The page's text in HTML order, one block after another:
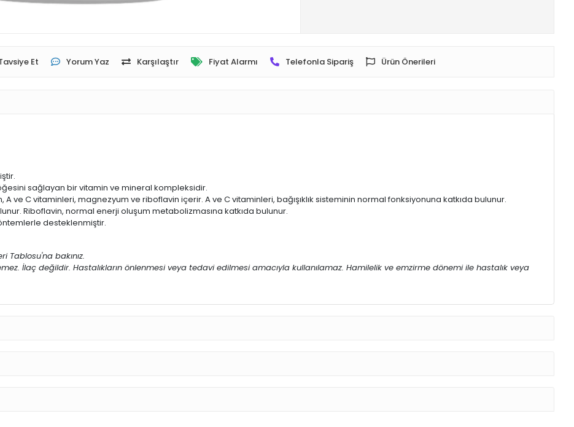
Et Yorum Yaz Karşılaştır Fiyat Alarmı Telefonla Sipariş Ürün Önerileri
sağlayan bir vitamin ve mineral kompleksidir.
ve C vitaminleri, magnezyum ve riboflavin içerir. A ve C vitaminleri, bağışıklık sisteminin normal fonksiyonuna katkıda bulunur.
Riboflavin, normal enerji oluşum metabolizmasına katkıda bulunur.
desteklenmiştir.
Tablosu'na bakınız.
İlaç değildir. Hastalıkların önlenmesi veya tedavi edilmesi amacıyla kullanılamaz. Hamilelik ve emzirme dönemi ile hastalık veya